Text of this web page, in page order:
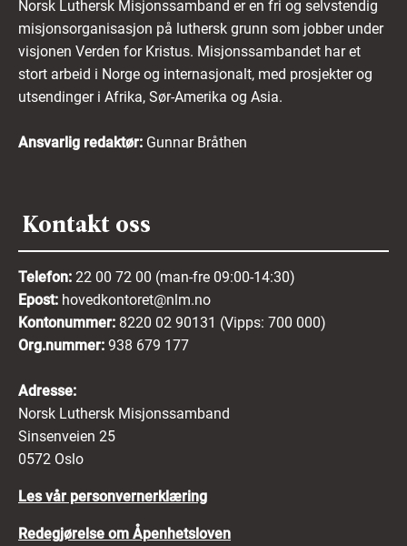
Norsk Luthersk Misjonssamband er en fri og selvstendig
misjonsorganisasjon på luthersk grunn som jobber under
visjonen Verden for Kristus. Misjonssambandet har et
stort arbeid i Norge og internasjonalt, med prosjekter og
utsendinger i Afrika, Sør-Amerika og Asia.
Ansvarlig redaktør: Gunnar Bråthen
Kontakt oss
Telefon: 22 00 72 00 (man-fre 09:00-14:30)
Epost: hovedkontoret@nlm.no
Kontonummer: 8220 02 90131 (Vipps: 700 000)
Org.nummer: 938 679 177
Adresse:
Norsk Luthersk Misjonssamband
Sinsenveien 25
0572 Oslo
Les vår personvernerklæring
Redegjørelse om Åpenhetsloven